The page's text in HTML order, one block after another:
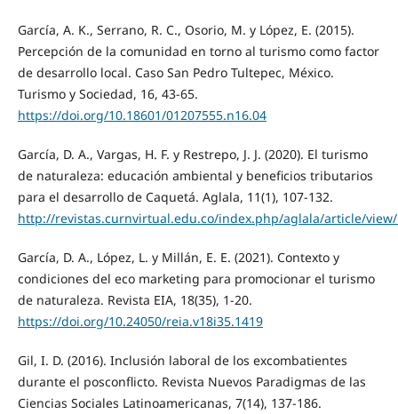
García, A. K., Serrano, R. C., Osorio, M. y López, E. (2015).
Percepción de la comunidad en torno al turismo como factor
de desarrollo local. Caso San Pedro Tultepec, México.
Turismo y Sociedad, 16, 43-65.
https://doi.org/10.18601/01207555.n16.04
García, D. A., Vargas, H. F. y Restrepo, J. J. (2020). El turismo
de naturaleza: educación ambiental y beneficios tributarios
para el desarrollo de Caquetá. Aglala, 11(1), 107-132.
http://revistas.curnvirtual.edu.co/index.php/aglala/article/view/
García, D. A., López, L. y Millán, E. E. (2021). Contexto y
condiciones del eco marketing para promocionar el turismo
de naturaleza. Revista EIA, 18(35), 1-20.
https://doi.org/10.24050/reia.v18i35.1419
Gil, I. D. (2016). Inclusión laboral de los excombatientes
durante el posconflicto. Revista Nuevos Paradigmas de las
Ciencias Sociales Latinoamericanas, 7(14), 137-186.